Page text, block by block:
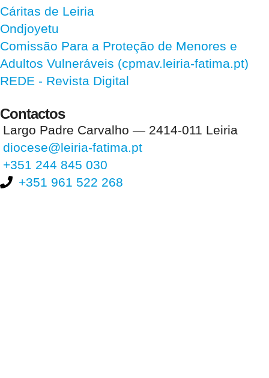
Cáritas de Leiria
Ondjoyetu
Comissão Para a Proteção de Menores e
Adultos Vulneráveis (cpmav.leiria-fatima.pt)
REDE - Revista Digital
Contactos
Largo Padre Carvalho — 2414-011 Leiria
diocese@leiria-fatima.pt
+351 244 845 030
+351 961 522 268